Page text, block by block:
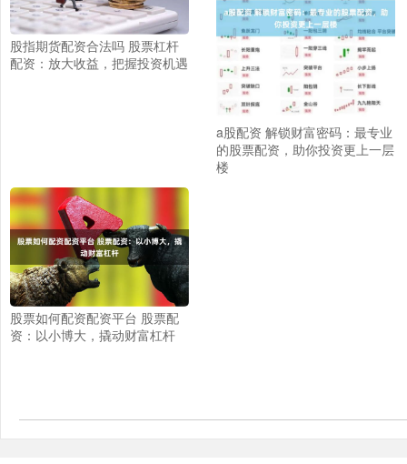
股指期货配资合法吗 股票杠杆
配资：放大收益，把握投资机遇
a股配资 解锁财富密码：最专业
的股票配资，助你投资更上一层
楼
股票如何配资配资平台 股票配
资：以小博大，撬动财富杠杆